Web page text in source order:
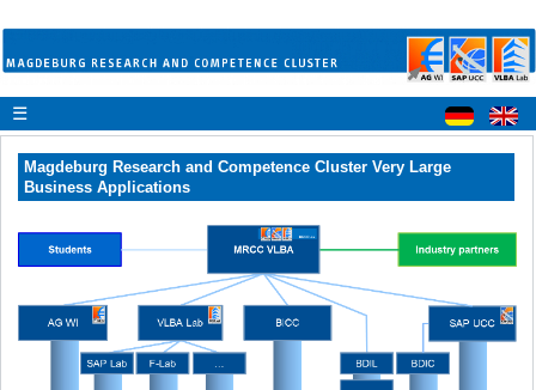
☰
Magdeburg Research and Competence Cluster Very Large
Business Applications